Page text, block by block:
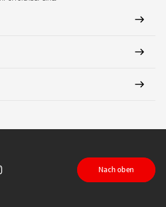
LinkedIn
auf Xing
Kreditpartner auf Instagram
Nach oben